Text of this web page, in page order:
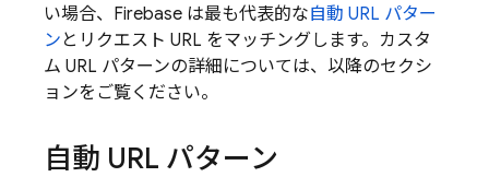
い場合、Firebase は最も代表的な自動 URL パター
ン とリクエスト URL をマッチングします。カスタ
ム URL パターンの詳細については、以降のセクシ
ョンをご覧ください。
自動 URL パターン